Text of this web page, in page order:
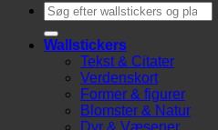
Søg
efter:
Wallstickers
Tekst & Citater
Verdenskort
Former & figurer
Blomster & Natur